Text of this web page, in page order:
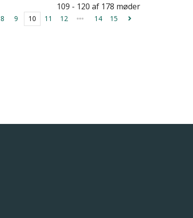
109 - 120 af 178 møder
8 9 10 11 12 14 15